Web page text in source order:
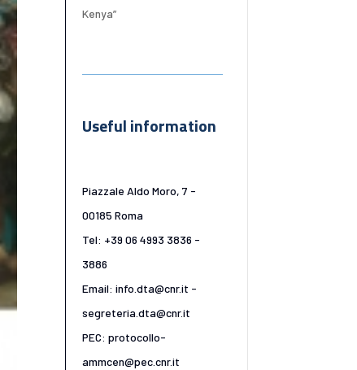
Kenya”
Useful information
Piazzale Aldo Moro, 7 -
00185 Roma
Tel: +39 06 4993 3836 -
3886
Email: info.dta@cnr.it -
segreteria.dta@cnr.it
PEC: protocollo-
ammcen@pec.cnr.it